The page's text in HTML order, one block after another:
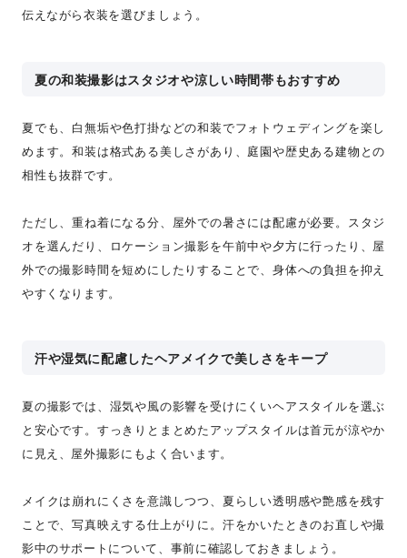
伝えながら衣装を選びましょう。
夏の和装撮影はスタジオや涼しい時間帯もおすすめ
夏でも、白無垢や色打掛などの和装でフォトウェディングを楽し
めます。和装は格式ある美しさがあり、庭園や歴史ある建物との
相性も抜群です。
ただし、重ね着になる分、屋外での暑さには配慮が必要。スタジ
オを選んだり、ロケーション撮影を午前中や夕方に行ったり、屋
外での撮影時間を短めにしたりすることで、身体への負担を抑え
やすくなります。
汗や湿気に配慮したヘアメイクで美しさをキープ
夏の撮影では、湿気や風の影響を受けにくいヘアスタイルを選ぶ
と安心です。すっきりとまとめたアップスタイルは首元が涼やか
に見え、屋外撮影にもよく合います。
メイクは崩れにくさを意識しつつ、夏らしい透明感や艶感を残す
ことで、写真映えする仕上がりに。汗をかいたときのお直しや撮
影中のサポートについて、事前に確認しておきましょう。